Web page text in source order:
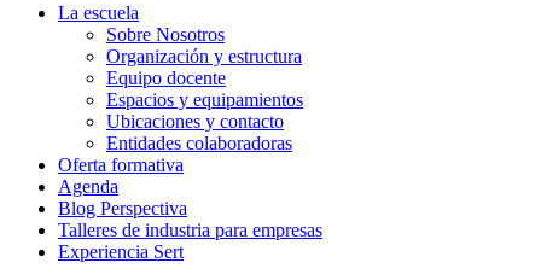
La escuela
Sobre Nosotros
Organización y estructura
Equipo docente
Espacios y equipamientos
Ubicaciones y contacto
Entidades colaboradoras
Oferta formativa
Agenda
Blog Perspectiva
Talleres de industria para empresas
Experiencia Sert